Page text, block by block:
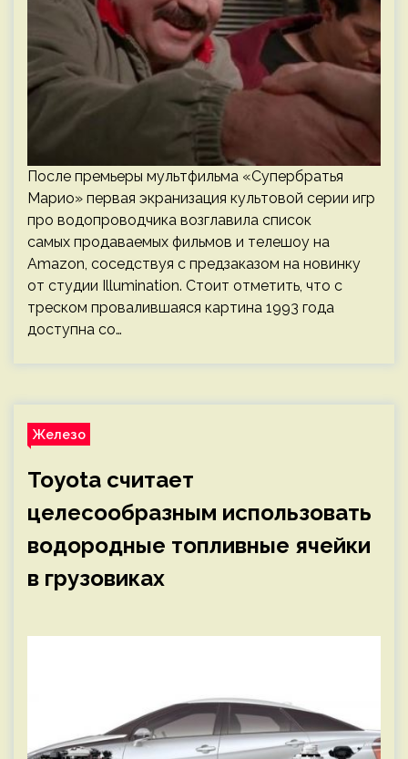
После премьеры мультфильма «Супербратья
Марио» первая экранизация культовой серии игр
про водопроводчика возглавила список
самых продаваемых фильмов и телешоу на
Amazon, соседствуя с предзаказом на новинку
от студии Illumination. Стоит отметить, что с
треском провалившаяся картина 1993 года
доступна со…
Железо
Toyota считает
целесообразным использовать
водородные топливные ячейки
в грузовиках